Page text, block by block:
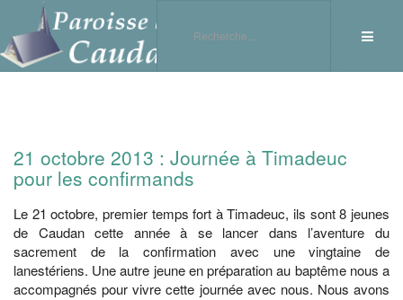
21 octobre 2013 : Journée à Timadeuc
pour les confirmands
Le 21 octobre, premier temps fort à Timadeuc, ils sont 8 jeunes
de Caudan cette année à se lancer dans l’aventure du
sacrement de la confirmation avec une vingtaine de
lanestériens. Une autre jeune en préparation au baptême nous a
accompagnés pour vivre cette journée avec nous. Nous avons